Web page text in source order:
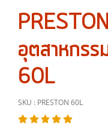
อุตสาหกร
60L
SKU : PRESTON 60L